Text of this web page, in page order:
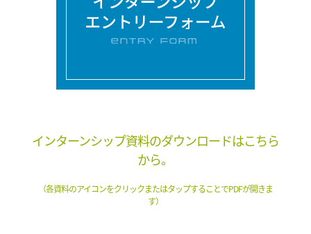
インターンシップ資料のダウンロードはこちら
から。
（各資料のアイコンをクリックまたはタップすることでPDFが開きま
す）